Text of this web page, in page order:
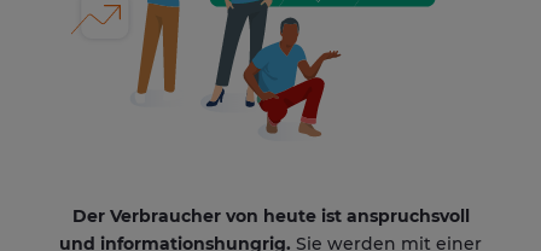
Der Verbraucher von heute ist anspruchsvoll
und informationshungrig. Sie werden mit einer